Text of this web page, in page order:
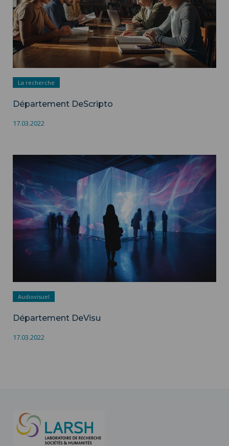
La recherche
Département DeScripto
17.03.2022
Département DeVisu ">
Audiovisuel
Département DeVisu
17.03.2022